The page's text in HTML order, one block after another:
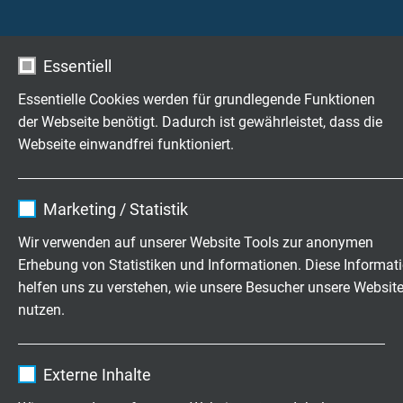
Essentiell
Essentielle Cookies werden für grundlegende Funktionen
der Webseite benötigt. Dadurch ist gewährleistet, dass die
Webseite einwandfrei funktioniert.
Laufzeit 1 Jahr
Marketing / Statistik
Wir verwenden auf unserer Website Tools zur anonymen
Erhebung von Statistiken und Informationen. Diese
helfen uns zu verstehen, wie unsere Besucher unsere Website
nutzen.
Externe Inhalte
Wetterbeständigkeit
UV-Beständigkeit
diese Eigenschaft verbessert
Zugbeanspruchung
nach VDE 0298-3 Abschnitt 7.1
Mechanische Eigenschaften
Die wesentlichen mechanischen Eigenschaften,
- hohe Zugfestigkeit